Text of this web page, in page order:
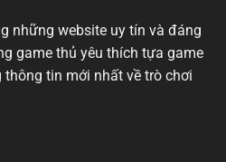
những website uy tín và đáng
game thủ yêu thích tựa game
thông tin mới nhất về trò chơi